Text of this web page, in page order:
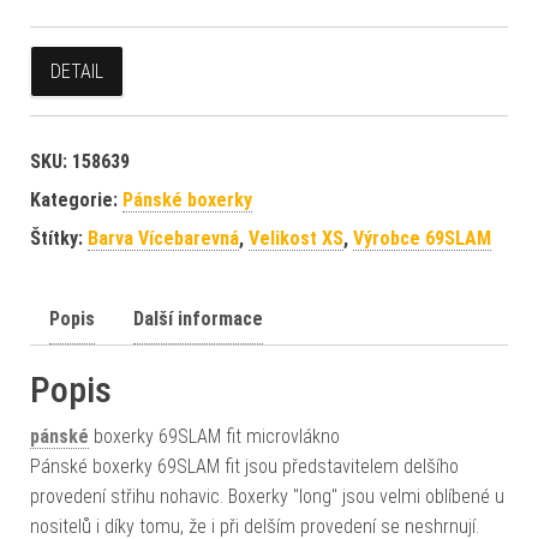
DETAIL
SKU: 158639
Kategorie: Pánské boxerky
Štítky: Barva Vícebarevná, Velikost XS, Výrobce 69SLAM
Popis Další informace
Popis
pánské boxerky 69SLAM fit microvlákno
Pánské boxerky 69SLAM fit jsou představitelem delšího
provedení střihu nohavic. Boxerky "long" jsou velmi oblíbené u
nositelů i díky tomu, že i při delším provedení se neshrnují.